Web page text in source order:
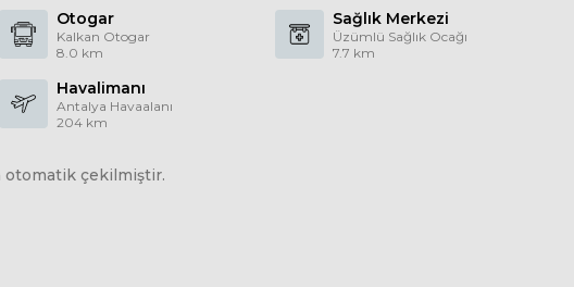
Otogar
Kalkan Otogar
8.0 km
Sağlık Merkezi
Üzümlü Sağlık Ocağı
7.7 km
Havalimanı
Antalya Havaalanı
204 km
otomatik çekilmiştir.